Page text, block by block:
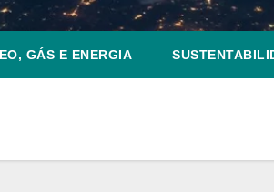
GÁS E ENERGIA